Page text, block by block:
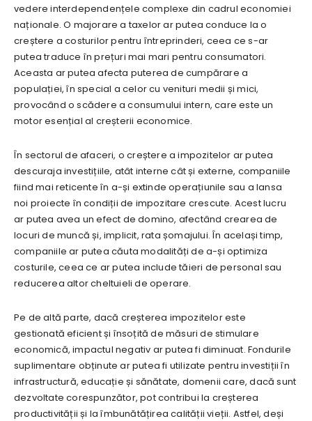
vedere interdependențele complexe din cadrul economiei
naționale. O majorare a taxelor ar putea conduce la o
creștere a costurilor pentru întreprinderi, ceea ce s-ar
putea traduce în prețuri mai mari pentru consumatori.
Aceasta ar putea afecta puterea de cumpărare a
populației, în special a celor cu venituri medii și mici,
provocând o scădere a consumului intern, care este un
motor esențial al creșterii economice.
În sectorul de afaceri, o creștere a impozitelor ar putea
descuraja investițiile, atât interne cât și externe, companiile
fiind mai reticente în a-și extinde operațiunile sau a lansa
noi proiecte în condiții de impozitare crescute. Acest lucru
ar putea avea un efect de domino, afectând crearea de
locuri de muncă și, implicit, rata șomajului. În același timp,
companiile ar putea căuta modalități de a-și optimiza
costurile, ceea ce ar putea include tăieri de personal sau
reducerea altor cheltuieli de operare.
Pe de altă parte, dacă creșterea impozitelor este
gestionată eficient și însoțită de măsuri de stimulare
economică, impactul negativ ar putea fi diminuat. Fondurile
suplimentare obținute ar putea fi utilizate pentru investiții în
infrastructură, educație și sănătate, domenii care, dacă sunt
dezvoltate corespunzător, pot contribui la creșterea
productivității și la îmbunătățirea calității vieții. Astfel, deși